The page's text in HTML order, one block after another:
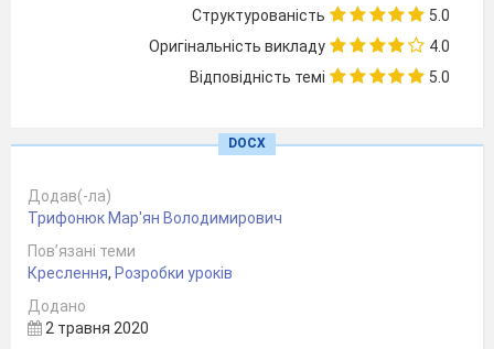
Поділ кола на три частини дуже простий.
Креслимо коло необхідного діаметра.
Залишаємо відстань між олівцем та голкою
циркуля незмінною. Ставимо голку циркуля на
одну з точок перетину кола та центрової лінії.
Структурованість
5.0
Оригінальність викладу
4.0
Відповідність темі
5.0
DOCX
Додав(-ла)
Трифонюк Мар'ян Володимирович
Пов’язані теми
Креслення, Розробки уроків
Додано
2 травня 2020